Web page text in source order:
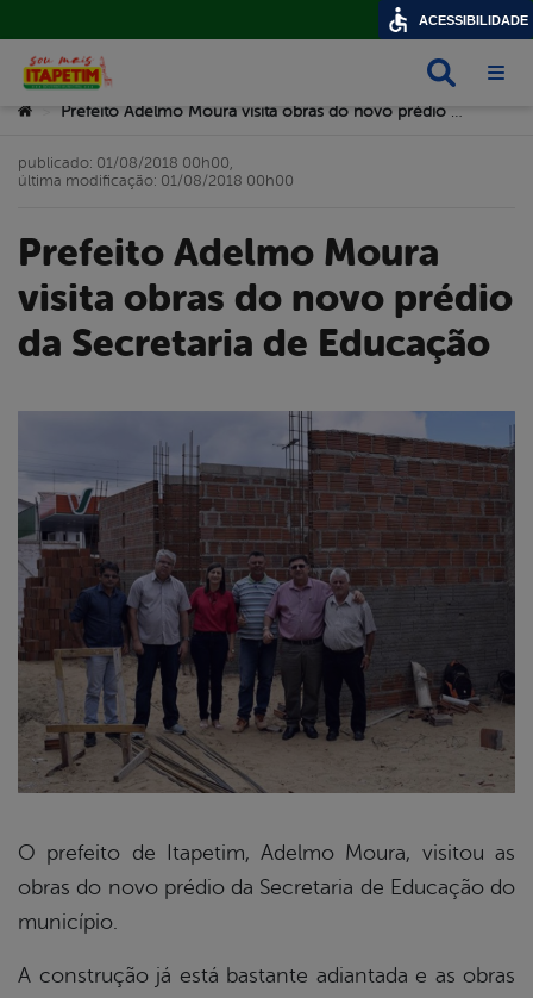
Você está aqui: Prefeito Adelmo Moura visita obras do novo prédio da Secretaria de Educação
Prefeito Adelmo Moura
visita obras do novo prédio
da Secretaria de Educação
publicado: 01/08/2018 00h00,
última modificação: 01/08/2018 00h00
O prefeito de Itapetim, Adelmo Moura, visitou as
obras do novo prédio da Secretaria de Educação do
município.
A construção já está bastante adiantada e as obras
ACESSIBILIDADE